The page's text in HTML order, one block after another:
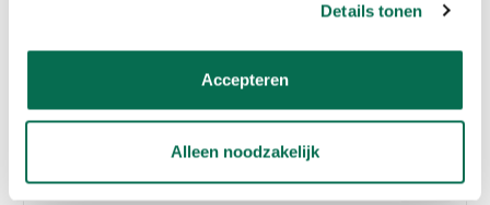
Details tonen
Accepteren
Alleen noodzakelijk
Alabastine Stopverf
30% korting
Adviesprijs:€6,00